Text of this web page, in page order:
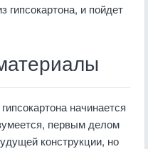
гипсокартона, и пойдет
начинается
первым делом
конструкции, но